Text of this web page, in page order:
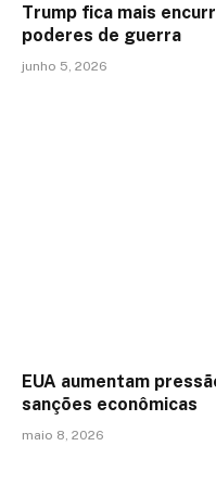
Trump fica mais
poderes de guerra
junho 5, 2026
EUA aumentam
sanções econômicas
maio 8, 2026